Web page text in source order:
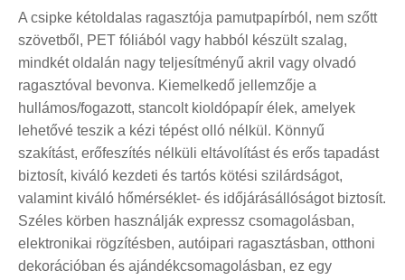
A csipke kétoldalas ragasztója pamutpapírból, nem szőtt
szövetből, PET fóliából vagy habból készült szalag,
mindkét oldalán nagy teljesítményű akril vagy olvadó
ragasztóval bevonva. Kiemelkedő jellemzője a
hullámos/fogazott, stancolt kioldópapír élek, amelyek
lehetővé teszik a kézi tépést olló nélkül. Könnyű
szakítást, erőfeszítés nélküli eltávolítást és erős tapadást
biztosít, kiváló kezdeti és tartós kötési szilárdságot,
valamint kiváló hőmérséklet- és időjárásállóságot biztosít.
Széles körben használják expressz csomagolásban,
elektronikai rögzítésben, autóipari ragasztásban, otthoni
dekorációban és ajándékcsomagolásban, ez egy